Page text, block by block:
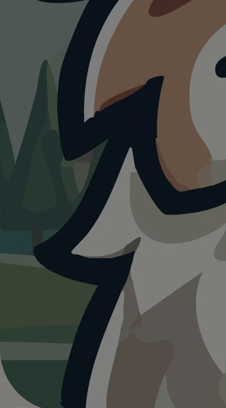
Visualisierung · KI
HUNDEAUSLAUF
Hundewiese
Ranstadt
Heute ist ein guter Tagfür
Hundewiese Ranstadt.
14°C und sonnig. Ein guter Tag für einen Ausflug mit
OpenWeatherMap